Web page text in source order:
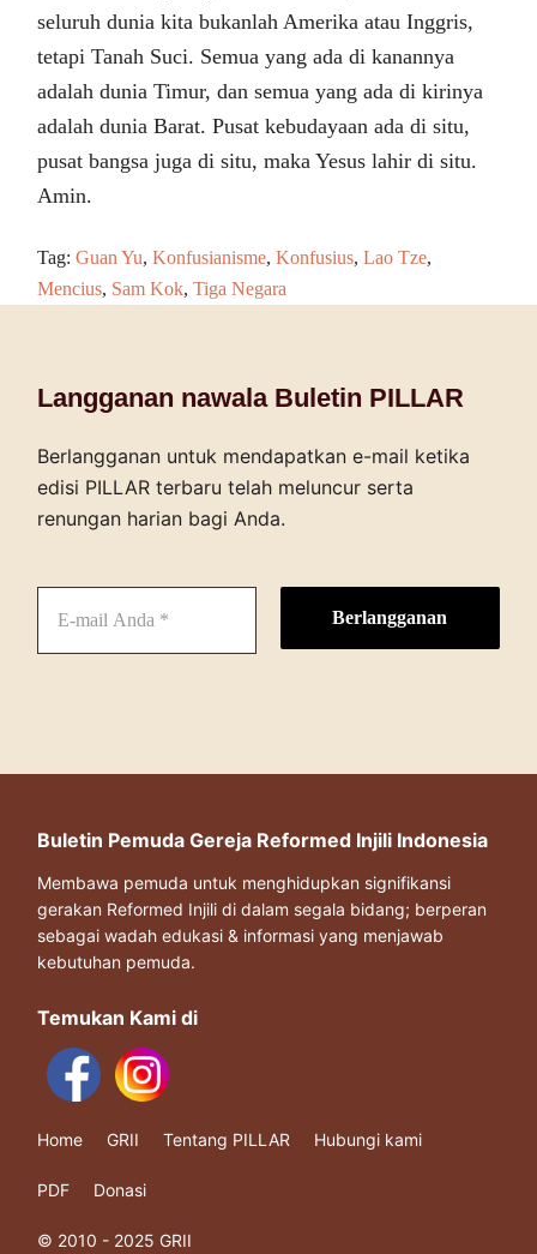
seluruh dunia kita bukanlah Amerika atau Inggris,
tetapi Tanah Suci. Semua yang ada di kanannya
adalah dunia Timur, dan semua yang ada di kirinya
adalah dunia Barat. Pusat kebudayaan ada di situ,
pusat bangsa juga di situ, maka Yesus lahir di situ.
Amin.
Tag:Guan Yu,Konfusianisme,Konfusius,Lao Tze,
Mencius, Sam Kok,Tiga Negara
Langganan nawala Buletin PILLAR
Berlangganan untuk mendapatkan e-mail ketika
edisi PILLAR terbaru telah meluncur serta
renungan harian bagi Anda.
Buletin Pemuda Gereja Reformed Injili Indonesia
Membawa pemuda untuk menghidupkan signifikansi
gerakan Reformed Injili di dalam segala bidang; berperan
sebagai wadah edukasi & informasi yang menjawab
kebutuhan pemuda.
Temukan Kami di
Home GRII Tentang PILLAR Hubungi kami
PDF Donasi
© 2010 - 2025 GRII